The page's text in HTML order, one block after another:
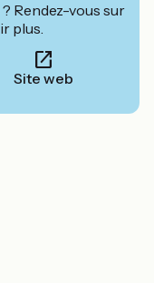
Rendez-vous sur
plus.
Site web